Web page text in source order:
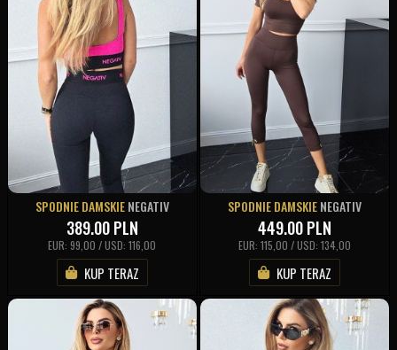
SPODNIE DAMSKIENEGATIV
389.00PLN
EUR: 99,00 / USD: 116,00
KUP TERAZ
SPODNIE DAMSKIENEGATIV
449.00PLN
EUR: 115,00 / USD: 134,00
KUP TERAZ